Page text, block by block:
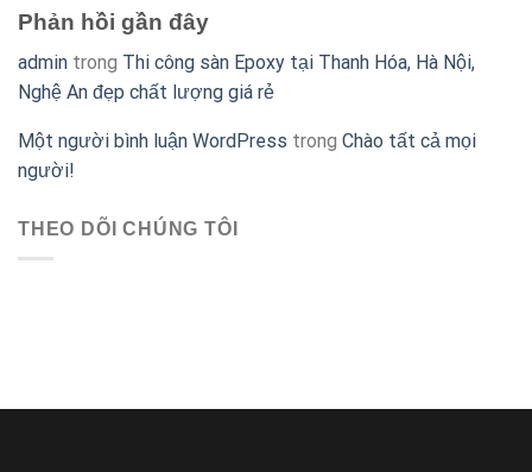
Phản hồi gần đây
admin trong Thi công sàn Epoxy tại Thanh Hóa, Hà Nội,
Nghệ An đẹp chất lượng giá rẻ
Một người bình luận WordPress trong Chào tất cả mọi
người!
THEO DÕI CHÚNG TÔI